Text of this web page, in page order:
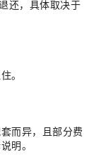
还，具体取决于
。
而异，且部分费
明。